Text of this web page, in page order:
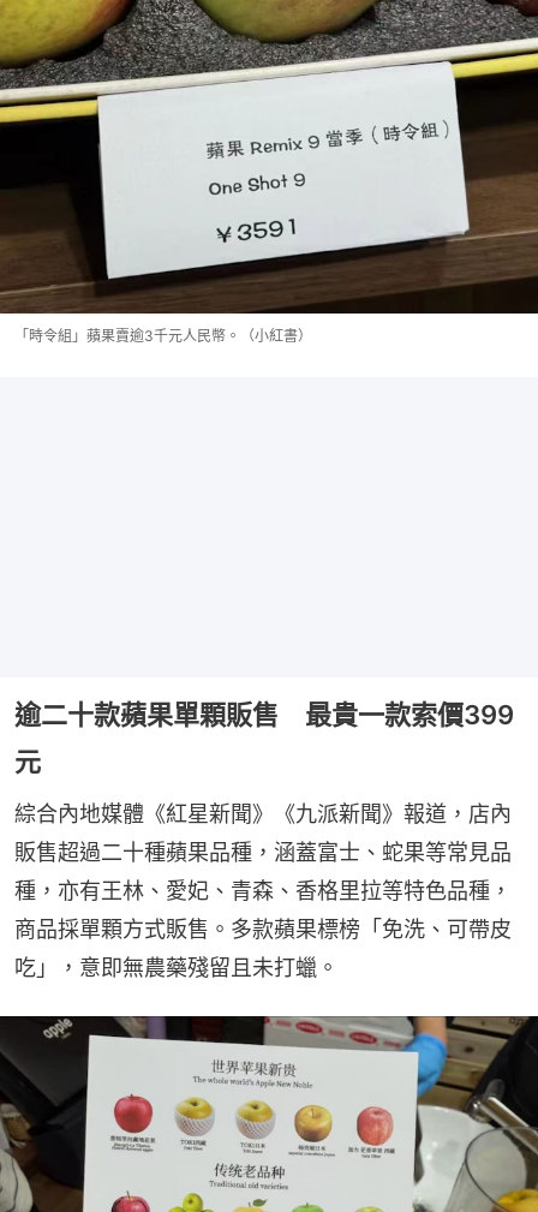
「時令組」蘋果賣逾3千元人民幣。（小紅書）
逾二十款蘋果單顆販售 最貴一款索價399
元
綜合內地媒體《紅星新聞》《九派新聞》報道，店內
販售超過二十種蘋果品種，涵蓋富士、蛇果等常見品
種，亦有王林、愛妃、青森、香格里拉等特色品種，
商品採單顆方式販售。多款蘋果標榜「免洗、可帶皮
吃」，意即無農藥殘留且未打蠟。